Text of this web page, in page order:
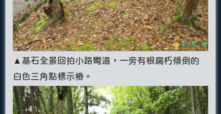
▲基石全景回拍小路彎道，一旁有根腐朽傾倒的
白色三角點標示樁。